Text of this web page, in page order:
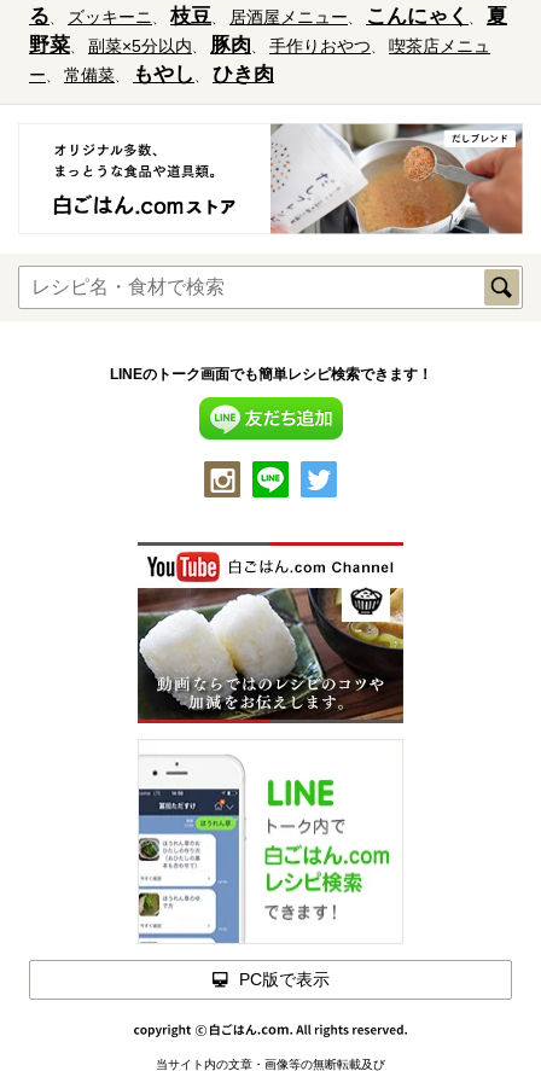
る
ズッキーニ 枝豆 居酒屋メニュー こんにゃく
夏
野菜
副菜×5分以内 豚肉 手作りおやつ
喫茶店メニュ
ー
常備菜 もやし ひき肉
玉ねぎドレッシングの材料(作りやすい分量で)
【 基本の分量 】
… 1/2個
砂糖 … 大さじ1と1/2
醤油 … 50ml（大さじ3と1/3）
オリーブオイル … 大さじ2
みりん … 大さじ1と1/2
LINEのトーク画面でも簡単レシピ検索できます！
PC版で表示
当サイト内の文章・画像等の無断転載及び